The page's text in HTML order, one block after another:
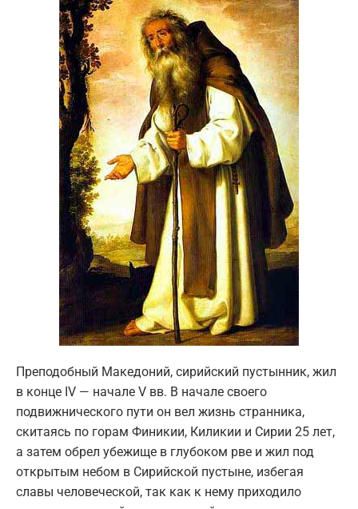
Преподобный Македоний, сирийский пустынник, жил
в конце IV — начале V вв. В начале своего
подвижнического пути он вел жизнь странника,
скитаясь по горам Финикии, Киликии и Сирии 25 лет,
а затем обрел убежище в глубоком рве и жил под
открытым небом в Сирийской пустыне, избегая
славы человеческой, так как к нему приходило